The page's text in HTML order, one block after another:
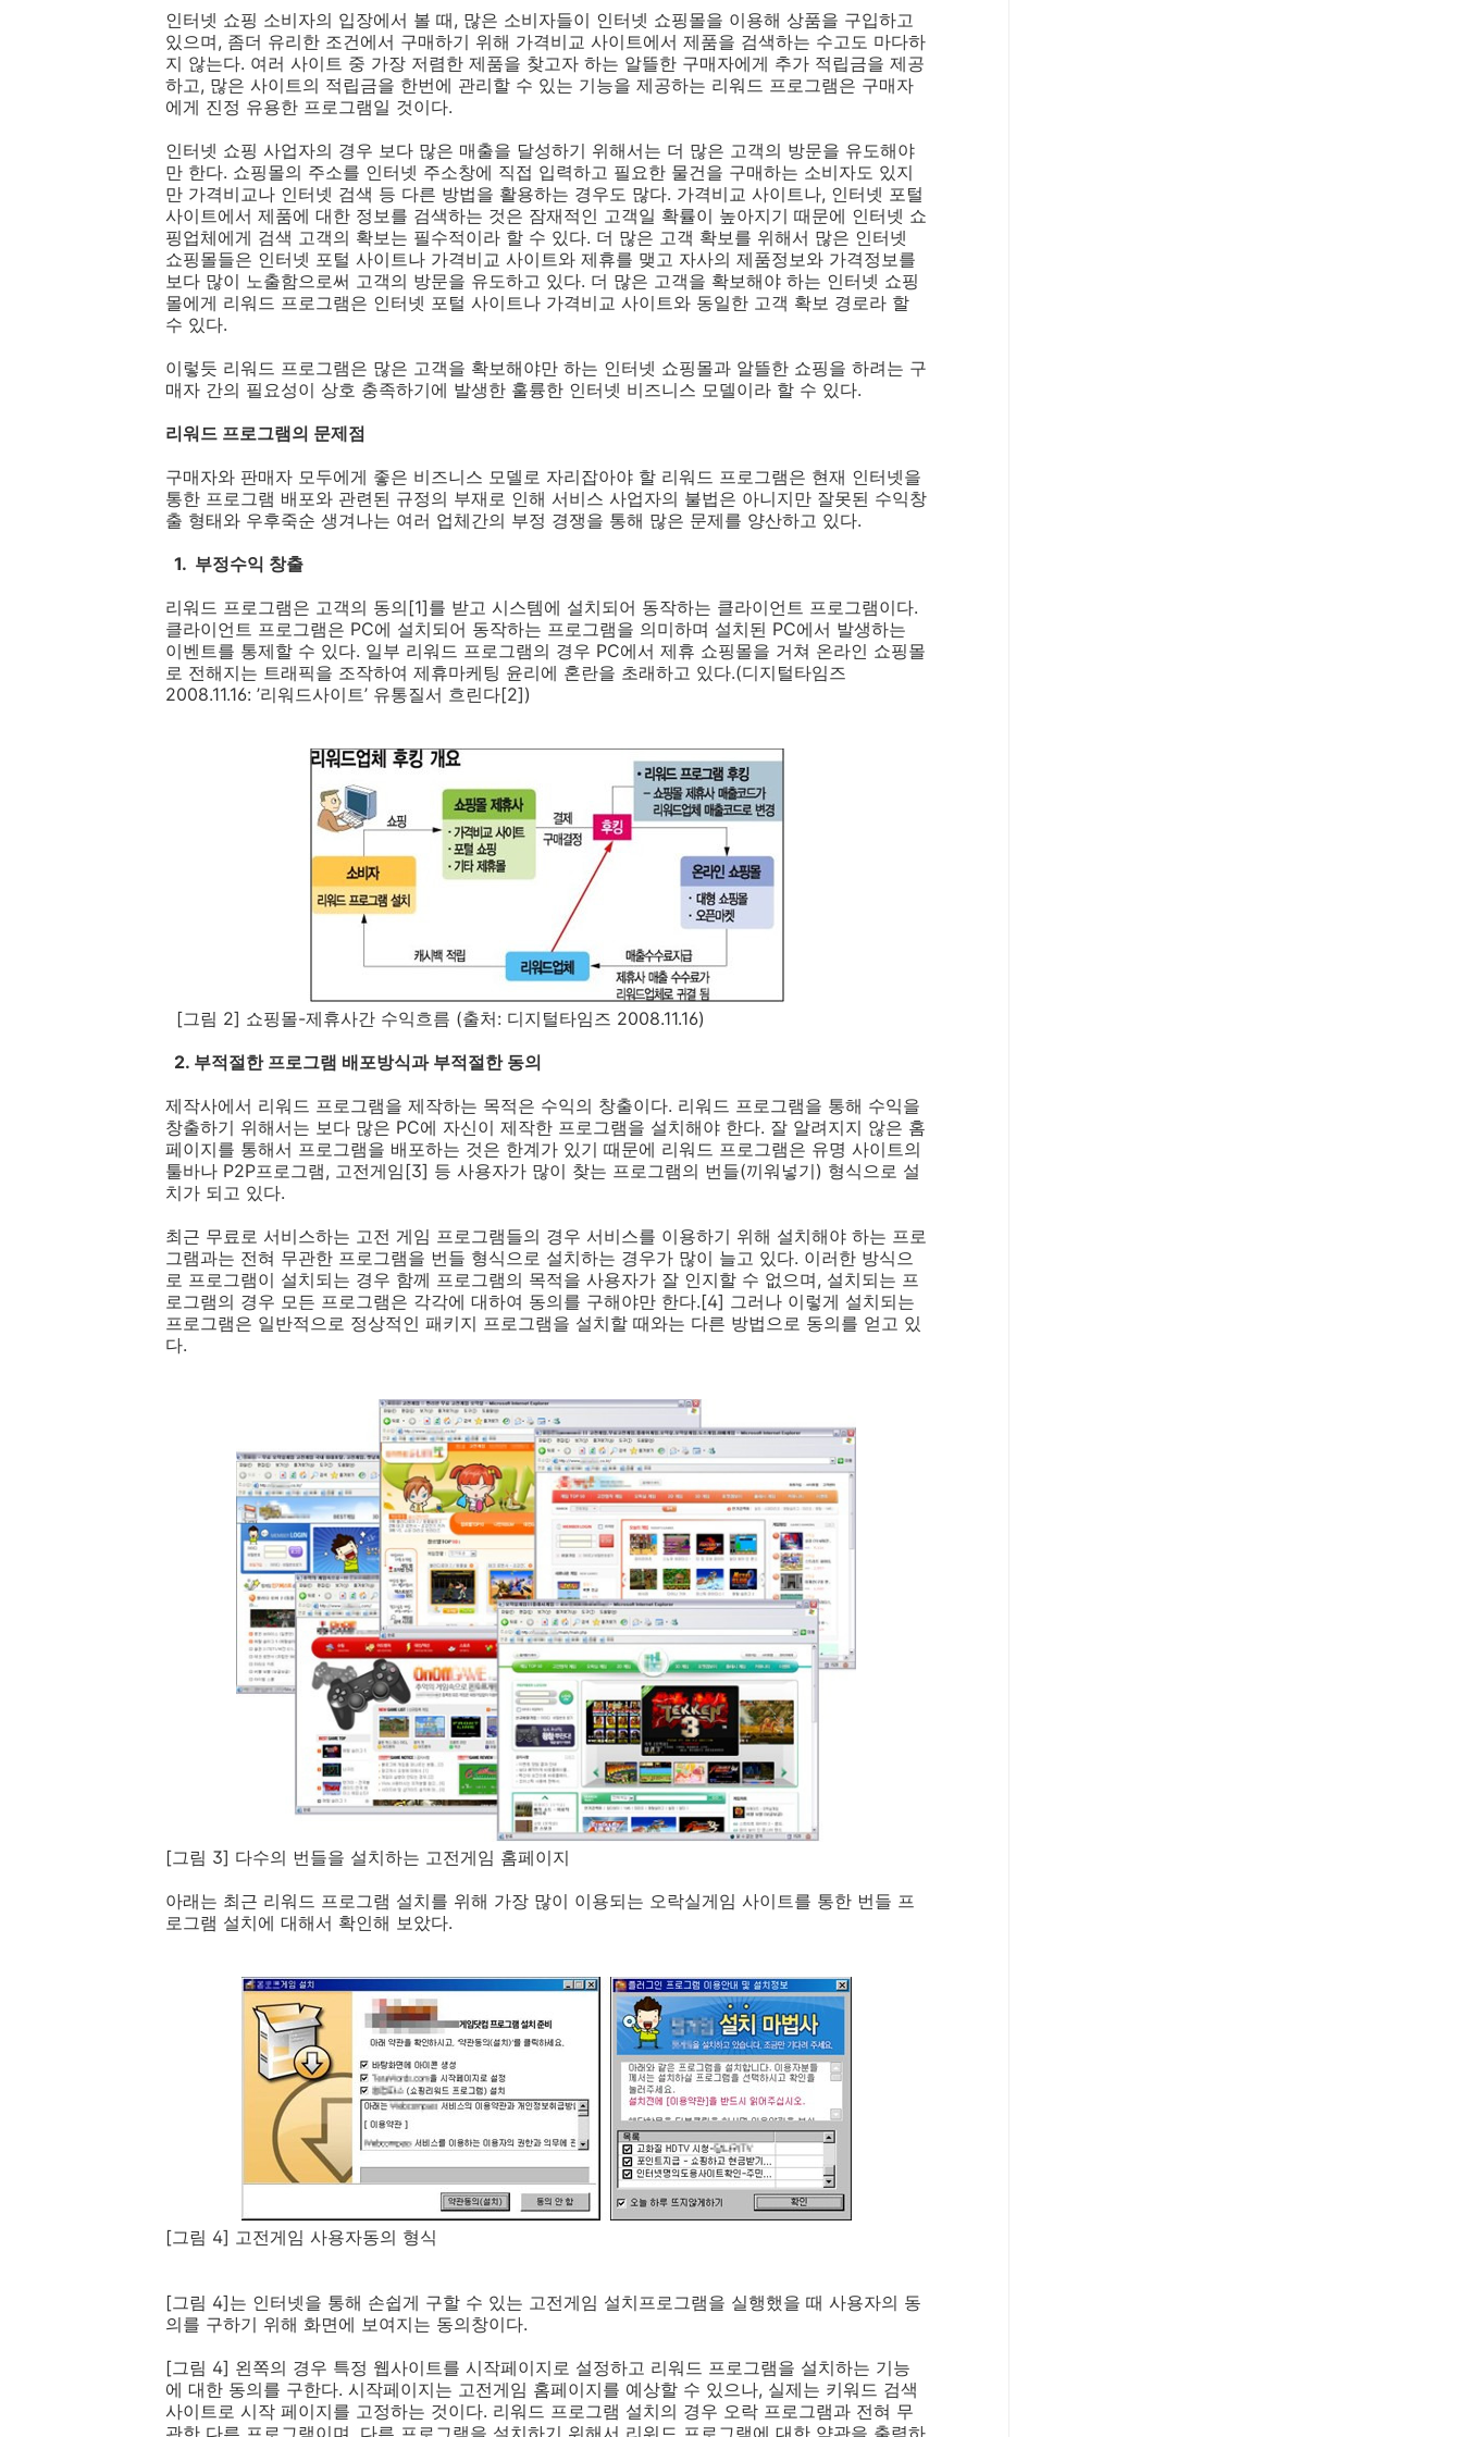
인터넷 쇼핑 소비자의 입장에서 볼 때, 많은 소비자들이 인터넷 쇼핑몰을 이용해 상품을 구입하고
있으며, 좀더 유리한 조건에서 구매하기 위해 가격비교 사이트에서 제품을 검색하는 수고도 마다하
지 않는다. 여러 사이트 중 가장 저렴한 제품을 찾고자 하는 알뜰한 구매자에게 추가 적립금을 제공
하고, 많은 사이트의 적립금을 한번에 관리할 수 있는 기능을 제공하는 리워드 프로그램은 구매자
에게 진정 유용한 프로그램일 것이다.
인터넷 쇼핑 사업자의 경우 보다 많은 매출을 달성하기 위해서는 더 많은 고객의 방문을 유도해야
만 한다. 쇼핑몰의 주소를 인터넷 주소창에 직접 입력하고 필요한 물건을 구매하는 소비자도 있지
만 가격비교나 인터넷 검색 등 다른 방법을 활용하는 경우도 많다. 가격비교 사이트나, 인터넷 포털
사이트에서 제품에 대한 정보를 검색하는 것은 잠재적인 고객일 확률이 높아지기 때문에 인터넷 쇼
핑업체에게 검색 고객의 확보는 필수적이라 할 수 있다. 더 많은 고객 확보를 위해서 많은 인터넷
쇼핑몰들은 인터넷 포털 사이트나 가격비교 사이트와 제휴를 맺고 자사의 제품정보와 가격정보를
보다 많이 노출함으로써 고객의 방문을 유도하고 있다. 더 많은 고객을 확보해야 하는 인터넷 쇼핑
몰에게 리워드 프로그램은 인터넷 포털 사이트나 가격비교 사이트와 동일한 고객 확보 경로라 할
수 있다.
이렇듯 리워드 프로그램은 많은 고객을 확보해야만 하는 인터넷 쇼핑몰과 알뜰한 쇼핑을 하려는 구
매자 간의 필요성이 상호 충족하기에 발생한 훌륭한 인터넷 비즈니스 모델이라 할 수 있다.
리워드 프로그램의 문제점
구매자와 판매자 모두에게 좋은 비즈니스 모델로 자리잡아야 할 리워드 프로그램은 현재 인터넷을
통한 프로그램 배포와 관련된 규정의 부재로 인해 서비스 사업자의 불법은 아니지만 잘못된 수익창
출 형태와 우후죽순 생겨나는 여러 업체간의 부정 경쟁을 통해 많은 문제를 양산하고 있다.
1. 부정수익 창출
리워드 프로그램은 고객의 동의[1]를 받고 시스템에 설치되어 동작하는 클라이언트 프로그램이다.
클라이언트 프로그램은 PC에 설치되어 동작하는 프로그램을 의미하며 설치된 PC에서 발생하는
이벤트를 통제할 수 있다. 일부 리워드 프로그램의 경우 PC에서 제휴 쇼핑몰을 거쳐 온라인 쇼핑몰
로 전해지는 트래픽을 조작하여 제휴마케팅 윤리에 혼란을 초래하고 있다.(디지털타임즈
2008.11.16: ’리워드사이트’ 유통질서 흐린다[2])
[그림 2] 쇼핑몰-제휴사간 수익흐름 (출처: 디지털타임즈 2008.11.16)
2. 부적절한 프로그램 배포방식과 부적절한 동의
제작사에서 리워드 프로그램을 제작하는 목적은 수익의 창출이다. 리워드 프로그램을 통해 수익을
창출하기 위해서는 보다 많은 PC에 자신이 제작한 프로그램을 설치해야 한다. 잘 알려지지 않은 홈
페이지를 통해서 프로그램을 배포하는 것은 한계가 있기 때문에 리워드 프로그램은 유명 사이트의
툴바나 P2P프로그램, 고전게임[3] 등 사용자가 많이 찾는 프로그램의 번들(끼워넣기) 형식으로 설
치가 되고 있다.
최근 무료로 서비스하는 고전 게임 프로그램들의 경우 서비스를 이용하기 위해 설치해야 하는 프로
그램과는 전혀 무관한 프로그램을 번들 형식으로 설치하는 경우가 많이 늘고 있다. 이러한 방식으
로 프로그램이 설치되는 경우 함께 프로그램의 목적을 사용자가 잘 인지할 수 없으며, 설치되는 프
로그램의 경우 모든 프로그램은 각각에 대하여 동의를 구해야만 한다.[4] 그러나 이렇게 설치되는
프로그램은 일반적으로 정상적인 패키지 프로그램을 설치할 때와는 다른 방법으로 동의를 얻고 있
다.
[그림 3] 다수의 번들을 설치하는 고전게임 홈페이지
아래는 최근 리워드 프로그램 설치를 위해 가장 많이 이용되는 오락실게임 사이트를 통한 번들 프
로그램 설치에 대해서 확인해 보았다.
[그림 4] 고전게임 사용자동의 형식
[그림 4]는 인터넷을 통해 손쉽게 구할 수 있는 고전게임 설치프로그램을 실행했을 때 사용자의 동
의를 구하기 위해 화면에 보여지는 동의창이다.
[그림 4] 왼쪽의 경우 특정 웹사이트를 시작페이지로 설정하고 리워드 프로그램을 설치하는 기능
에 대한 동의를 구한다. 시작페이지는 고전게임 홈페이지를 예상할 수 있으나, 실제는 키워드 검색
사이트로 시작 페이지를 고정하는 것이다. 리워드 프로그램 설치의 경우 오락 프로그램과 전혀 무
관한 다른 프로그램이며, 다른 프로그램을 설치하기 위해서 리워드 프로그램에 대한 약관을 출력하